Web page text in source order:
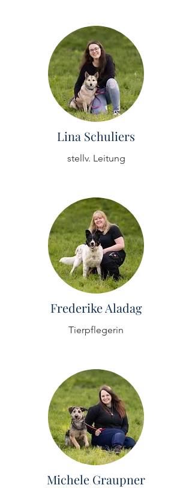
Lina Schuliers
stellv. Leitung
Frederike Aladag
Tierpflegerin
Michele Graupner